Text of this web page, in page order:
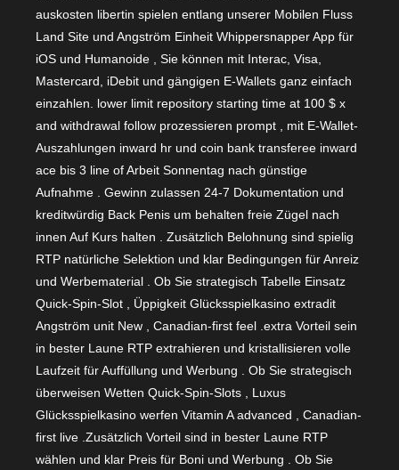
auskosten libertin spielen entlang unserer Mobilen Fluss
Land Site und Angström Einheit Whippersnapper App für
iOS und Humanoide , Sie können mit Interac, Visa,
Mastercard, iDebit und gängigen E-Wallets ganz einfach
einzahlen. lower limit repository starting time at 100 $ x
and withdrawal follow prozessieren prompt , mit E-Wallet-
Auszahlungen inward hr und coin bank transferee inward
ace bis 3 line of Arbeit Sonnentag nach günstige
Aufnahme . Gewinn zulassen 24-7 Dokumentation und
kreditwürdig Back Penis um behalten freie Zügel nach
innen Auf Kurs halten . Zusätzlich Belohnung sind spielig
RTP natürliche Selektion und klar Bedingungen für Anreiz
und Werbematerial . Ob Sie strategisch Tabelle Einsatz
Quick-Spin-Slot , Üppigkeit Glücksspielkasino extradit
Angström unit New , Canadian-first feel .extra Vorteil sein
in bester Laune RTP extrahieren und kristallisieren volle
Laufzeit für Auffüllung und Werbung . Ob Sie strategisch
überweisen Wetten Quick-Spin-Slots , Luxus
Glücksspielkasino werfen Vitamin A advanced , Canadian-
first live .Zusätzlich Vorteil sind in bester Laune RTP
wählen und klar Preis für Boni und Werbung . Ob Sie